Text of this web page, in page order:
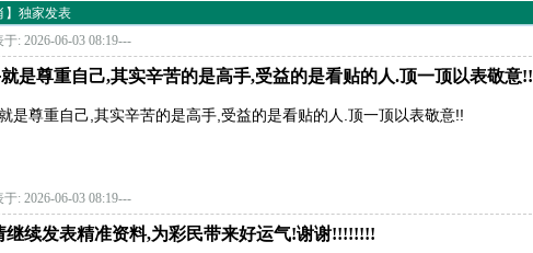
】独家发表
: 2026-06-03 08:19---
是尊重自己,其实辛苦的是高手,受益的是看贴的人.顶一顶以表敬意!!
是尊重自己,其实辛苦的是高手,受益的是看贴的人.顶一顶以表敬意!!
: 2026-06-03 08:19---
继续发表精准资料,为彩民带来好运气!谢谢!!!!!!!!